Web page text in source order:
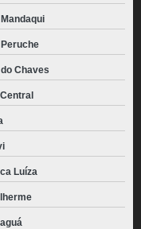
Chaves
Luíza